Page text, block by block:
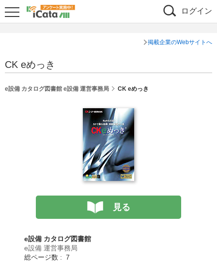
ログイン
掲載企業のWebサイトへ
CK eめっき
e設備 カタログ図書館 e設備 運営事務局 CK eめっき
見る
e設備 カタログ図書館
e設備 運営事務局
総ページ数 : 7